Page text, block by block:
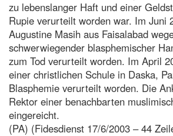
zu lebenslanger Haft und einer
Rupie verurteilt worden war. Im Juni
Augustine Masih aus Faisalabad
schwerwiegender blasphemischer
zum Tod verurteilt worden. Im April
einer christlichen Schule in Daska,
Blasphemie verurteilt worden. Die
Rektor einer benachbarten
eingereicht.
(PA) (Fidesdienst 17/6/2003 – 44